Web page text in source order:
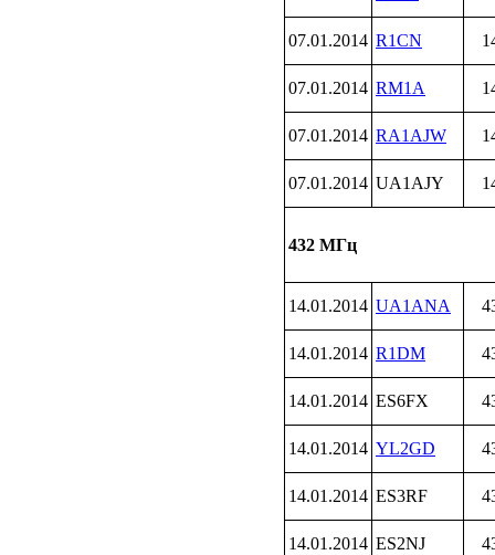
07.01.2014 R1CN
07.01.2014 RM1A
07.01.2014 RA1AJW
07.01.2014 UA1AJY
432 МГц
14.01.2014 UA1ANA
14.01.2014 R1DM
14.01.2014 ES6FX
14.01.2014 YL2GD
14.01.2014 ES3RF
14.01.2014 ES2NJ